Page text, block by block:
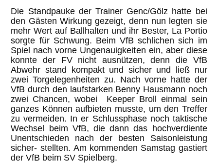
Die Standpauke der Trainer Genc/Gölz hatte bei
den Gästen Wirkung gezeigt, denn nun legten sie
mehr Wert auf Ballhalten und ihr Bester, La Portio
sorgte für Schwung. Beim VfB schlichen sich im
Spiel nach vorne Ungenauigkeiten ein, aber diese
konnte der FV nicht ausnützen, denn die VfB
Abwehr stand kompakt und sicher und ließ nur
zwei Torgelegenheiten zu. Nach vorne hatte der
VfB durch den laufstarken Benny Hausmann noch
zwei Chancen, wobei Keeper Broll einmal sein
ganzes Können aufbieten musste, um den Treffer
zu vermeiden. In er Schlussphase noch taktische
Wechsel beim VfB, die dann das hochverdiente
Unentschieden nach der besten Saisonleistung
sicher- stellten. Am kommenden Samstag gastiert
der VfB beim SV Spielberg.